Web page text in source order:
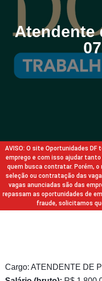
Atendente
AVISO: O site Oportunidades DF
emprego e com isso ajudar
quem busca contratar. Porém,
seleção ou contratação das
vagas anunciadas são das
repassam as oportunidades de
fraude, solicitamos
Cargo: ATENDENTE DE